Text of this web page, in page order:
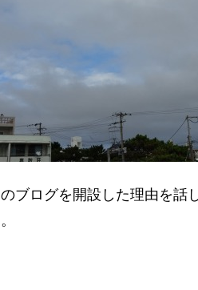
ブログを開設した理由を話